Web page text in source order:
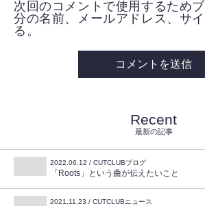
次回のコメントで使用するため
分の名前、メールアドレス、サ
る。
Recent
最新の記事
2022.06.12 / CUTCLUBブログ
「Roots」という曲が伝えたいこと
2021.11.23 / CUTCLUBニュース